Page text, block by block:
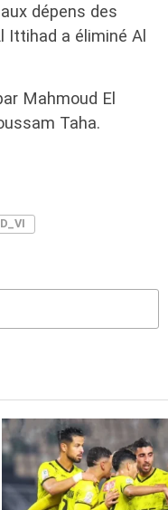
dépens des
Ittihad a éliminé Al
Mahmoud El
Taha.